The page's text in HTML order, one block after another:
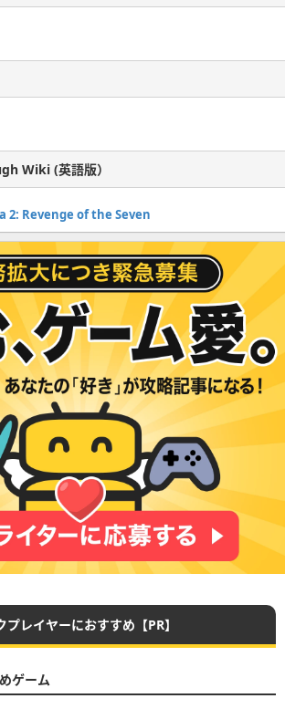
Wiki (英語版）
2: Revenge of the Seven
レイヤーにおすすめ【PR】
ゲーム